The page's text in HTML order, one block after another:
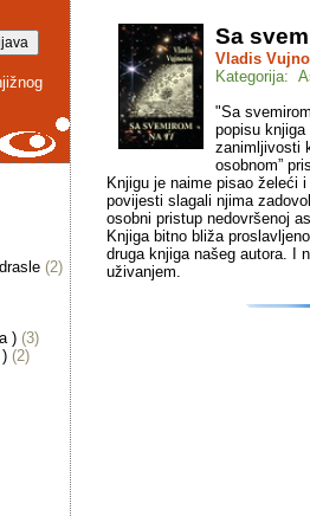
(2)
) (3)
(2)
Sa
Vladis
Kategorija:
"Sa
popisu
zanimljivosti
osobnom”
Knjigu je naime pisao želeći
povijesti slagali njima
osobni pristup nedovršenoj
Knjiga bitno bliža
druga knjiga našeg autora. I
uživanjem.